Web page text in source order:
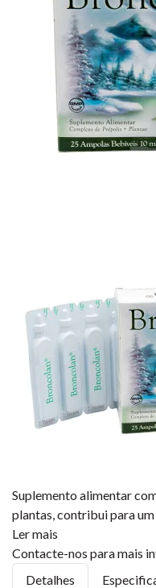
Suplemento alimentar
plantas, contribui para
Ler mais
Contacte-nos para mais
Detalhes